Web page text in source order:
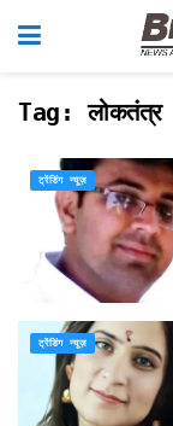
Tag:लोकतंत्र
ट्रेंडिंग न्यूज़
ट्रेंडिंग न्यूज़